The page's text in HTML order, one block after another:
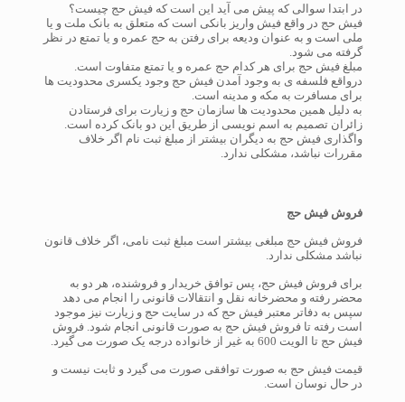
در ابتدا سوالی که پیش می آید این است که فیش حج چیست؟
فیش حج در واقع فیش واریز بانکی است که متعلق به بانک ملت و یا
ملی است و به عنوان ودیعه برای رفتن به حج عمره و یا تمتع در نظر
گرفته می شود.
مبلغ فیش حج برای هر کدام حج عمره و یا تمتع متفاوت است.
درواقع فلسفه ی به وجود آمدن فیش حج وجود یکسری محدودیت ها
برای مسافرت به مکه و مدینه است.
به دلیل همین محدودیت ها سازمان حج و زیارت برای فرستادن
زائران تصمیم به اسم نویسی از طریق این دو بانک کرده است.
واگذاری فیش حج به دیگران بیشتر از مبلغ ثبت نام اگر خلاف
مقررات نباشد، مشکلی ندارد.
فروش فیش حج
فروش فیش حج مبلغی بیشتر است مبلغ ثبت نامی، اگر خلاف قانون
نباشد مشکلی ندارد.
برای فروش فیش حج، پس توافق خریدار و فروشنده، هر دو به
محضر رفته و محضرخانه نقل و انتقالات قانونی را انجام می دهد
سپس به دفاتر معتبر فیش حج که در سایت حج و زیارت نیز موجود
است رفته تا فروش فیش حج به صورت قانونی انجام شود. فروش
فیش حج تا الویت 600 به غیر از خانواده درجه یک صورت می گیرد.
قیمت فیش حج به صورت توافقی صورت می گیرد و ثابت نیست و
در حال نوسان است.